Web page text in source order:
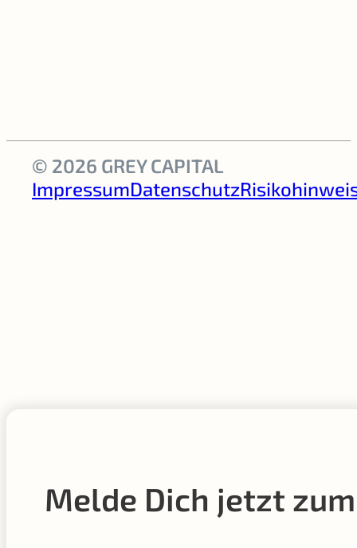
© 2026 GREY CAPITAL
ImpressumDatenschutz
Melde Dich jetzt